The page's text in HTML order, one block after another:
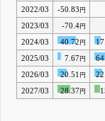
2022/03
-50.83 円
2023/03
-70.4円
2024/03
40.72 円
2025/03
7.67円
2026/03
20.51 円
2027/03 28.37円